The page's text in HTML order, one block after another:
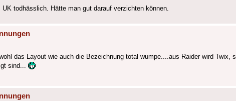
todhässlich. Hätte man gut darauf verzichten können.
das Layout wie auch die Bezeichnung total wumpe....aus Raider wird
sind...